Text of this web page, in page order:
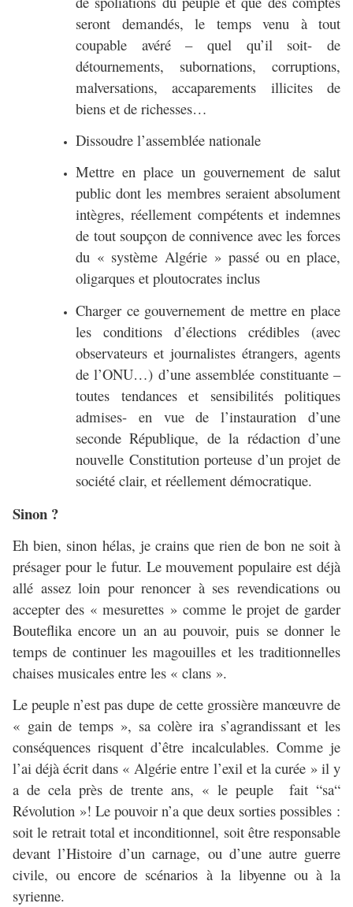
seront demandés, le temps venu à tout
coupable avéré – quel qu’il soit- de
détournements, subornations, corruptions,
malversations, accaparements illicites de
biens et de richesses…
Dissoudre l’assemblée nationale
Mettre en place un gouvernement de salut
public dont les membres seraient absolument
intègres, réellement compétents et indemnes
de tout soupçon de connivence avec les forces
du « système Algérie » passé ou en place,
oligarques et ploutocrates inclus
Charger ce gouvernement de mettre en place
les conditions d’élections crédibles (avec
observateurs et journalistes étrangers, agents
de l’ONU…) d’une assemblée constituante –
toutes tendances et sensibilités politiques
admises- en vue de l’instauration d’une
seconde République, de la rédaction d’une
nouvelle Constitution porteuse d’un projet de
société clair, et réellement démocratique.
Sinon ?
Eh bien, sinon hélas, je crains que rien de bon ne soit à
présager pour le futur. Le mouvement populaire est déjà
allé assez loin pour renoncer à ses revendications ou
accepter des « mesurettes » comme le projet de garder
Bouteflika encore un an au pouvoir, puis se donner le
temps de continuer les magouilles et les traditionnelles
chaises musicales entre les « clans ».
Le peuple n’est pas dupe de cette grossière manœuvre de
« gain de temps », sa colère ira s’agrandissant et les
conséquences risquent d’être incalculables. Comme je
l’ai déjà écrit dans « Algérie entre l’exil et la curée » il y
a de cela près de trente ans, « le peuple fait “sa“
Révolution »! Le pouvoir n’a que deux sorties possibles :
soit le retrait total et inconditionnel, soit être responsable
devant l’Histoire d’un carnage, ou d’une autre guerre
civile, ou encore de scénarios à la libyenne ou à la
syrienne.